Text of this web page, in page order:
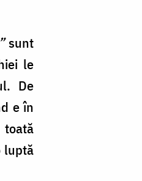
sunt
le
De
e în
toată
luptă